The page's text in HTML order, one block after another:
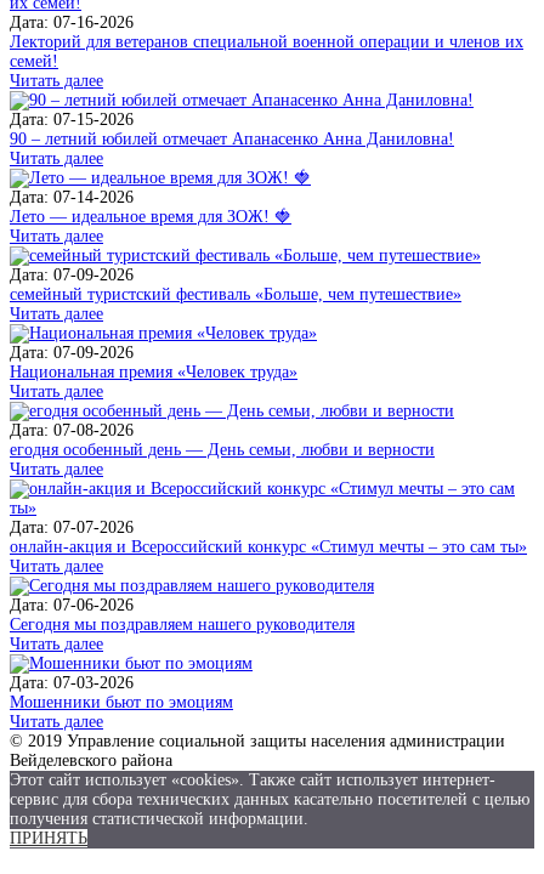
Дата: 07-16-2026
Лекторий для ветеранов специальной военной операции и членов их
семей!
Читать далее
Дата: 07-15-2026
90 – летний юбилей отмечает Апанасенко Анна Даниловна!
Читать далее
Дата: 07-14-2026
Лето — идеальное время для ЗОЖ! 🍓
Читать далее
Дата: 07-09-2026
семейный туристский фестиваль «Больше, чем путешествие»
Читать далее
Дата: 07-09-2026
Национальная премия «Человек труда»
Читать далее
Дата: 07-08-2026
егодня особенный день — День семьи, любви и верности
Читать далее
Дата: 07-07-2026
онлайн-акция и Всероссийский конкурс «Стимул мечты – это сам ты»
Читать далее
Дата: 07-06-2026
Сегодня мы поздравляем нашего руководителя
Читать далее
Дата: 07-03-2026
Мошенники бьют по эмоциям
Читать далее
© 2019 Управление социальной защиты населения администрации
Вейделевского района
Этот сайт использует «cookies». Также сайт использует интернет-
сервис для сбора технических данных касательно посетителей с целью
получения статистической информации.
ПРИНЯТЬ